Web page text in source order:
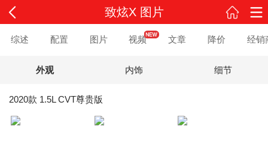
致炫X 图片
综述 配置 图片 视频 文章 降价 经销
外观 内饰 细节
2020款 1.5L CVT尊贵版